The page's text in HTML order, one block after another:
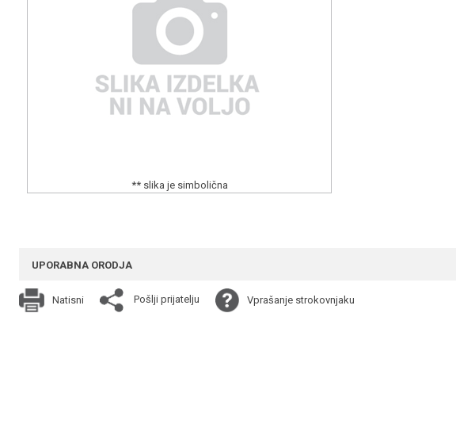
** slika je simbolična
UPORABNA ORODJA
Natisni Pošlji prijatelju Vprašanje strokovnjaku